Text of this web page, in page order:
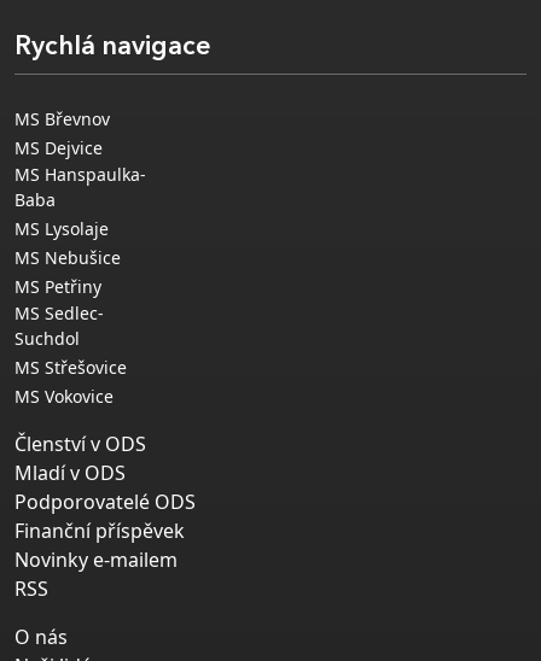
Rychlá navigace
MS Břevnov
MS Dejvice
MS Hanspaulka-
Baba
MS Lysolaje
MS Nebušice
MS Petřiny
MS Sedlec-
Suchdol
MS Střešovice
MS Vokovice
Členství v ODS
Mladí v ODS
Podporovatelé ODS
Finanční příspěvek
Novinky e-mailem
RSS
O nás